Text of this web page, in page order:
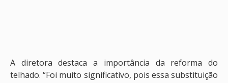
A diretora destaca a importância da reforma do
telhado. “Foi muito significativo, pois essa substituição